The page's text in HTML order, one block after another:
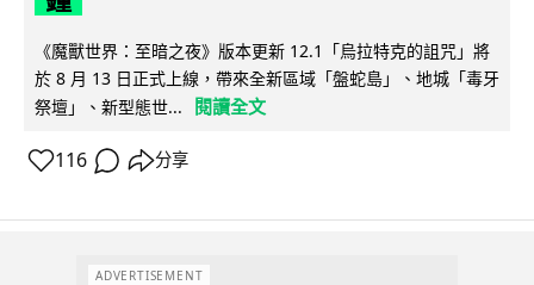
《魔獸世界：至暗之夜》版本更新 12.1「烏拉特克的詛咒」將
於 8 月 13 日正式上線，帶來全新區域「盤蛇島」、地城「毒牙
祭壇」、新型態世...
閱讀全文
116 分享
ADVERTISEMENT